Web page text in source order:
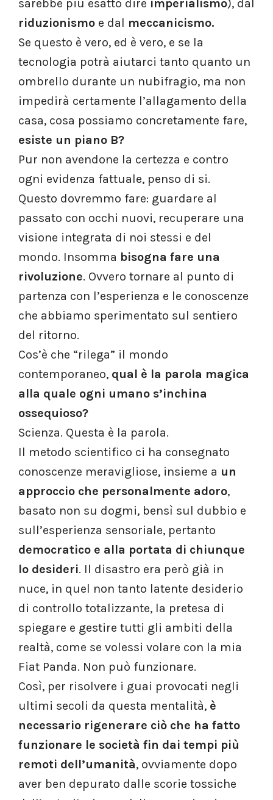
sarebbe più esatto dire imperialismo), dal
riduzionismo e dal meccanicismo.
Se questo è vero, ed è vero, e se la
tecnologia potrà aiutarci tanto quanto un
ombrello durante un nubifragio, ma non
impedirà certamente l’allagamento della
casa, cosa possiamo concretamente fare,
esiste un piano B?
Pur non avendone la certezza e contro
ogni evidenza fattuale, penso di si.
Questo dovremmo fare: guardare al
passato con occhi nuovi, recuperare una
visione integrata di noi stessi e del
mondo. Insomma bisogna fare una
rivoluzione. Ovvero tornare al punto di
partenza con l’esperienza e le conoscenze
che abbiamo sperimentato sul sentiero
del ritorno.
Cos’è che “rilega” il mondo
contemporaneo, qual è la parola magica
alla quale ogni umano s’inchina
ossequioso?
Scienza. Questa è la parola.
Il metodo scientifico ci ha consegnato
conoscenze meravigliose, insieme a un
approccio che personalmente adoro,
basato non su dogmi, bensì sul dubbio e
sull’esperienza sensoriale, pertanto
democratico e alla portata di chiunque
lo desideri. Il disastro era però già in
nuce, in quel non tanto latente desiderio
di controllo totalizzante, la pretesa di
spiegare e gestire tutti gli ambiti della
realtà, come se volessi volare con la mia
Fiat Panda. Non può funzionare.
Così, per risolvere i guai provocati negli
ultimi secoli da questa mentalità, è
necessario rigenerare ciò che ha fatto
funzionare le società fin dai tempi più
remoti dell’umanità, ovviamente dopo
aver ben depurato dalle scorie tossiche